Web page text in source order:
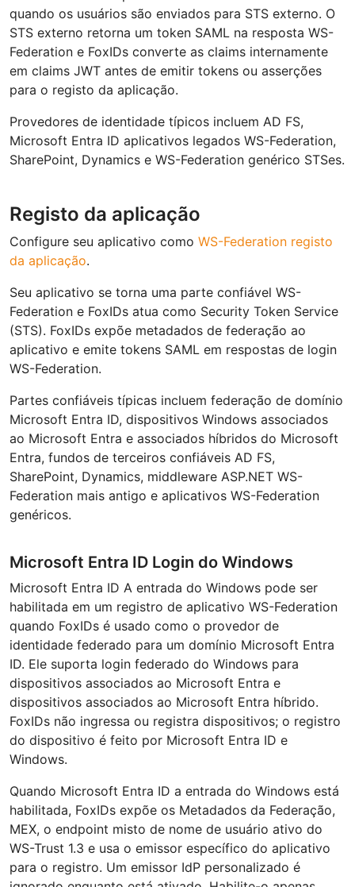
quando os usuários são enviados para STS externo. O
STS externo retorna um token SAML na resposta WS-
Federation e FoxIDs converte as claims internamente
em claims JWT antes de emitir tokens ou asserções
para o registo da aplicação.
Provedores de identidade típicos incluem AD FS,
Microsoft Entra ID aplicativos legados WS-Federation,
SharePoint, Dynamics e WS-Federation genérico STSes.
Registo da aplicação
Configure seu aplicativo como WS-Federation registo
da aplicação.
Seu aplicativo se torna uma parte confiável WS-
Federation e FoxIDs atua como Security Token Service
(STS). FoxIDs expõe metadados de federação ao
aplicativo e emite tokens SAML em respostas de login
WS-Federation.
Partes confiáveis típicas incluem federação de domínio
Microsoft Entra ID, dispositivos Windows associados
ao Microsoft Entra e associados híbridos do Microsoft
Entra, fundos de terceiros confiáveis AD FS,
SharePoint, Dynamics, middleware ASP.NET WS-
Federation mais antigo e aplicativos WS-Federation
genéricos.
Microsoft Entra ID Login do Windows
Microsoft Entra ID A entrada do Windows pode ser
habilitada em um registro de aplicativo WS-Federation
quando FoxIDs é usado como o provedor de
identidade federado para um domínio Microsoft Entra
ID. Ele suporta login federado do Windows para
dispositivos associados ao Microsoft Entra e
dispositivos associados ao Microsoft Entra híbrido.
FoxIDs não ingressa ou registra dispositivos; o registro
do dispositivo é feito por Microsoft Entra ID e
Windows.
Quando Microsoft Entra ID a entrada do Windows está
habilitada, FoxIDs expõe os Metadados da Federação,
MEX, o endpoint misto de nome de usuário ativo do
WS-Trust 1.3 e usa o emissor específico do aplicativo
para o registro. Um emissor IdP personalizado é